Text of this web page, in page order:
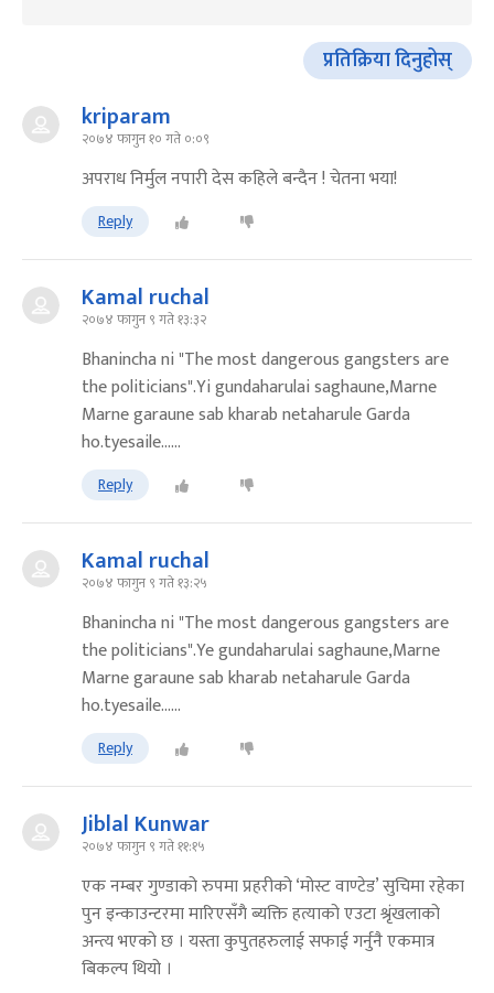
प्रतिक्रिया दिनुहोस्
kriparam
२०७४ फागुन १० गते ०:०९
अपराध निर्मुल नपारी देस कहिले बन्दैन ! चेतना भया!
Reply
Kamal ruchal
२०७४ फागुन ९ गते १३:३२
Bhanincha ni "The most dangerous gangsters are
the politicians".Yi gundaharulai saghaune,Marne
Marne garaune sab kharab netaharule Garda
ho.tyesaile......
Reply
Kamal ruchal
२०७४ फागुन ९ गते १३:२५
Bhanincha ni "The most dangerous gangsters are
the politicians".Ye gundaharulai saghaune,Marne
Marne garaune sab kharab netaharule Garda
ho.tyesaile......
Reply
Jiblal Kunwar
२०७४ फागुन ९ गते ११:१५
एक नम्बर गुण्डाको रुपमा प्रहरीको ‘मोस्ट वाण्टेड’ सुचिमा रहेका
पुन इन्काउन्टरमा मारिएसँगै ब्यक्ति हत्याको एउटा श्रृंखलाको
अन्त्य भएको छ । यस्ता कुपुतहरुलाई सफाई गर्नुनै एकमात्र
बिकल्प थियो ।